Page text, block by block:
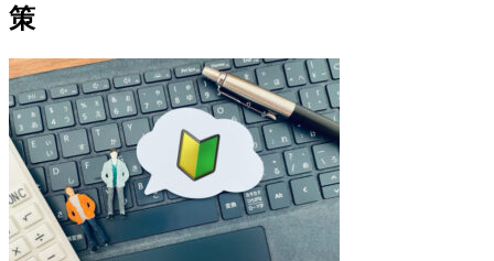
策